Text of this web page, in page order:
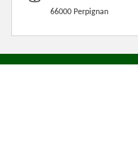
66000 Perpignan